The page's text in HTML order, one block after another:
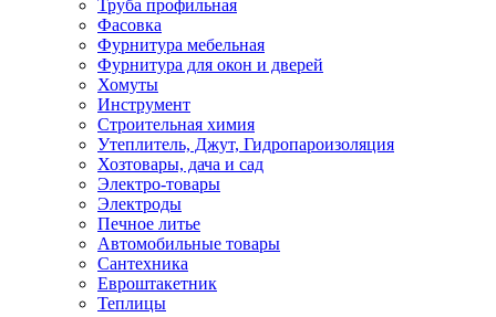
Труба профильная
Фасовка
Фурнитура мебельная
Фурнитура для окон и дверей
Хомуты
Инструмент
Строительная химия
Утеплитель, Джут, Гидропароизоляция
Хозтовары, дача и сад
Электро-товары
Электроды
Печное литье
Автомобильные товары
Сантехника
Евроштакетник
Теплицы